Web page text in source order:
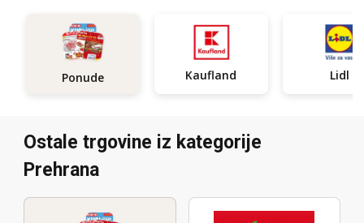
Ponude Kaufland Lidl
Ostale trgovine iz kategorije
Prehrana